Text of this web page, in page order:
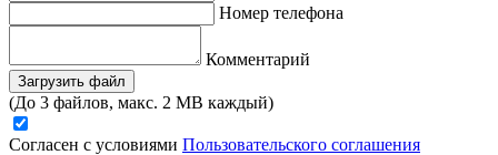
Номер телефона
Комментарий
Загрузить файл
(До 3 файлов, макс. 2 MB каждый)
Согласен с условиями Пользовательского соглашения